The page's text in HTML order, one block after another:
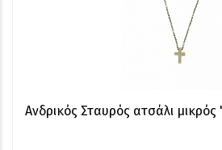
Ανδρικός Σταυρός ατσάλι